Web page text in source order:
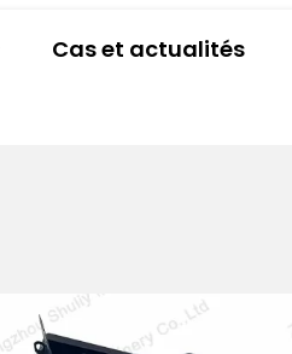
Cas et actualités